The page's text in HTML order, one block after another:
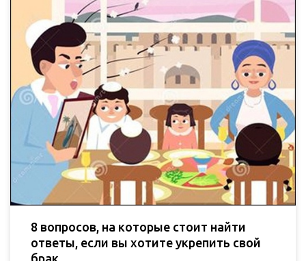
8 вопросов, на которые стоит найти
ответы, если вы хотите укрепить свой